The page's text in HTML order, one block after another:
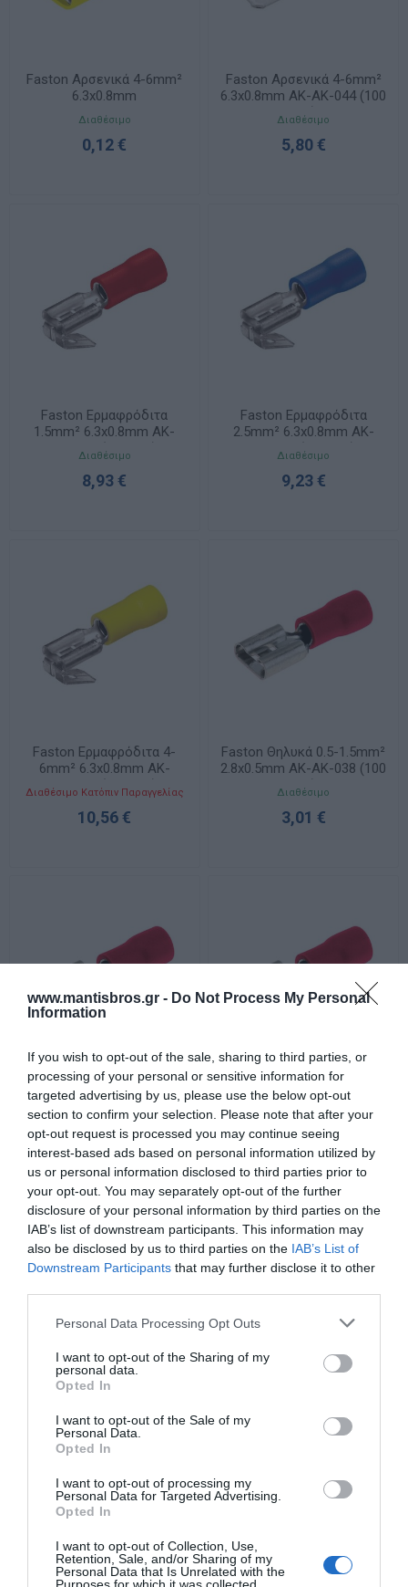
www.mantisbros.gr - Do Not Process My Personal
Information
If you wish to opt-out of the sale, sharing to third parties, or
processing of your personal or sensitive information for
targeted advertising by us, please use the below opt-out
section to confirm your selection. Please note that after your
opt-out request is processed you may continue seeing
interest-based ads based on personal information utilized by
us or personal information disclosed to third parties prior to
your opt-out. You may separately opt-out of the further
disclosure of your personal information by third parties on the
IAB’s list of downstream participants. This information may
also be disclosed by us to third parties on the IAB’s List of
Downstream Participants that may further disclose it to other
Please note that this website/app uses one or more Google
not limited to your visit or usage behaviour. You may click to
grant or deny consent to Google and its third-party tags to
use your data for below specified purposes in below Google
consent section.
Personal Data Processing Opt Outs
I want to opt-out of the Sharing of my
personal data.
Opted In
I want to opt-out of the Sale of my
Personal Data.
Opted In
I want to opt-out of processing my
Personal Data for Targeted Advertising.
Opted In
I want to opt-out of Collection, Use,
Retention, Sale, and/or Sharing of my
Personal Data that Is Unrelated with the
Faston Αρσενικά 4-6mm²
6.3x0.8mm
Διαθέσιμο
0,12 €
Faston Αρσενικά 4-6mm²
6.3x0.8mm ΑΚ-ΑΚ-044 (100
τμχ)
Διαθέσιμο
5,80 €
Faston Ερμαφρόδιτα
1.5mm² 6.3x0.8mm ΑΚ-
ΑΚ-069 (100 τμχ)
Διαθέσιμο
8,93 €
Faston Ερμαφρόδιτα
2.5mm² 6.3x0.8mm ΑΚ-
ΑΚ-070 (100 τμχ)
Διαθέσιμο
9,23 €
Faston Ερμαφρόδιτα 4-
6mm² 6.3x0.8mm ΑΚ-
ΑΚ-071 (100 τμχ)
Διαθέσιμο Κατόπιν Παραγγελίας
10,56 €
Faston Θηλυκά 0.5-1.5mm²
2.8x0.5mm ΑΚ-ΑΚ-038 (100
τμχ)
Διαθέσιμο
3,01 €
Faston Θηλυκά 0.5-1.5mm²
4.8x0.8mm ΑΚ-ΑΚ-036 (100
τμχ)
Διαθέσιμο
4,40 €
Faston Θηλυκά 0.5-1.5mm²
6.3x0.8mm ΑΚ-ΑΚ-033 (100
τμχ)
Διαθέσιμο
4,67 €
Faston Θηλυκά 0.5-1.5mm²
6.3x0.8mm ΑΚ-ΑΚ-051 (100
τμχ)
5,95 €
Faston Θηλυκά 1.5-2.5mm²
6.3x0.8mm ΑΚ-ΑΚ-034 (100
5,18 €